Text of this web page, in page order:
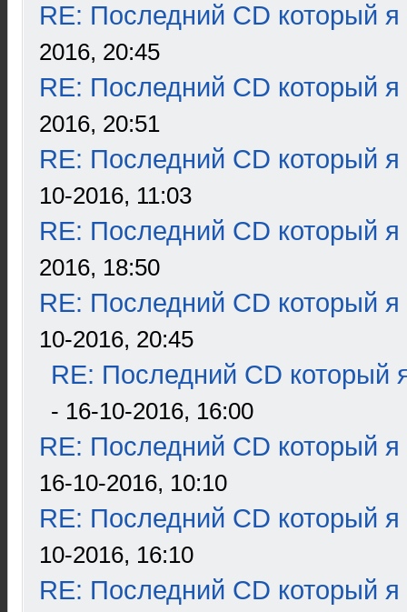
RE: Последний CD который я
2016, 20:45
RE: Последний CD который я
2016, 20:51
RE: Последний CD который я
10-2016, 11:03
RE: Последний CD который я
2016, 18:50
RE: Последний CD который я
10-2016, 20:45
RE: Последний CD который
- 16-10-2016, 16:00
RE: Последний CD который я
16-10-2016, 10:10
RE: Последний CD который я
10-2016, 16:10
RE: Последний CD который я